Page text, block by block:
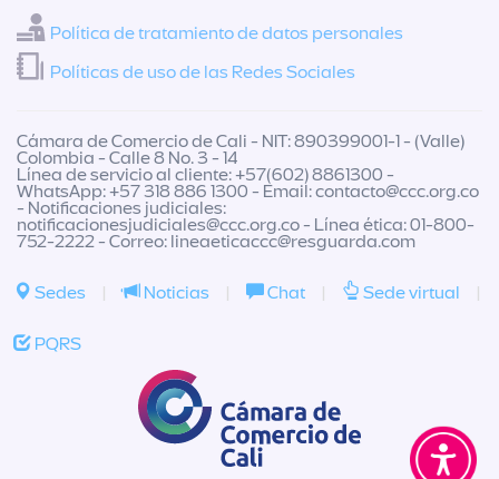
Política de tratamiento de datos personales
Políticas de uso de las Redes Sociales
Cámara de Comercio de Cali - NIT: 890399001-1 - (Valle)
Colombia - Calle 8 No. 3 - 14
Línea de servicio al cliente: +57(602) 8861300 -
WhatsApp: +57 318 886 1300 - Email:contacto@ccc.org.co
- Notificaciones judiciales:
notificacionesjudiciales@ccc.org.co- Línea ética: 01-800-
752-2222 - Correo: lineaeticaccc@resguarda.com
Sedes | Noticias | Chat | Sede virtual |
PQRS